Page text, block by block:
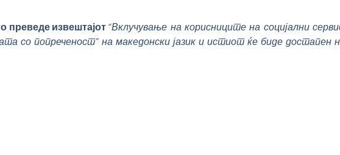
извештајот“Вклучување на корисниците на социјални
со попреченост” на македонски јазик и истиот ќе биде